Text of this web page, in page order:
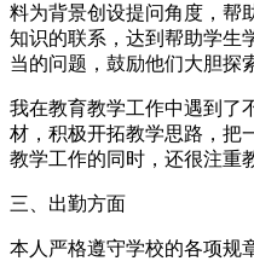
料为背景创设提问角度，帮
知识的联系，达到帮助学生
当的问题，鼓励他们大胆探
我在教育教学工作中遇到了
材，积极开拓教学思路，把
教学工作的同时，还很注重
三、出勤方面
本人严格遵守学校的各项规